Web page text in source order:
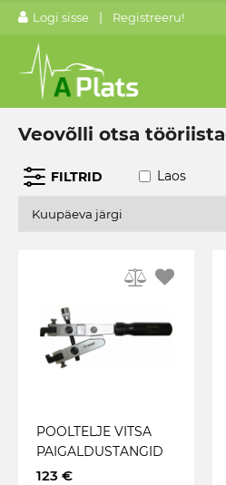
Logi sisse | Registreeru!
Veovõlli otsa
FILTRID Laos
POOLTELJE VITSA
PAIGALDUSTANGID
HD MOMENT. SIRGE
123 €